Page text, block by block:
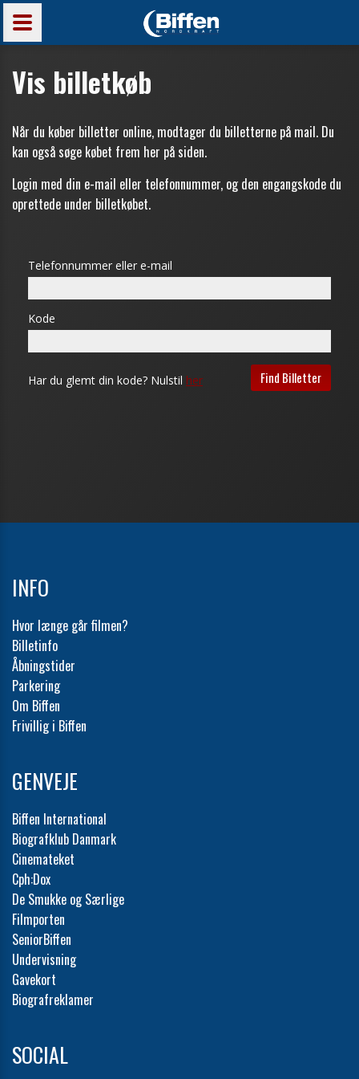
Vis billetkøb
Når du køber billetter online, modtager du billetterne på mail. Du
kan også søge købet frem her på siden.
Login med din e-mail eller telefonnummer, og den engangskode du
oprettede under billetkøbet.
INFO
Hvor længe går filmen?
Billetinfo
Åbningstider
Parkering
Om Biffen
Frivillig i Biffen
GENVEJE
Biffen International
Biografklub Danmark
Cinemateket
Cph:Dox
De Smukke og Særlige
Filmporten
SeniorBiffen
Undervisning
Gavekort
Biografreklamer
SOCIAL